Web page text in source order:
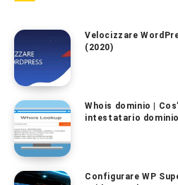
Velocizzare
(2020)
Whois dominio |
intestatario dominio
Configurare WP